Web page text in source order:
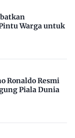
Warga untuk
Ronaldo Resmi
Piala Dunia